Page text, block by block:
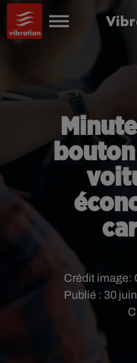
Publié : 30
Crédit image: